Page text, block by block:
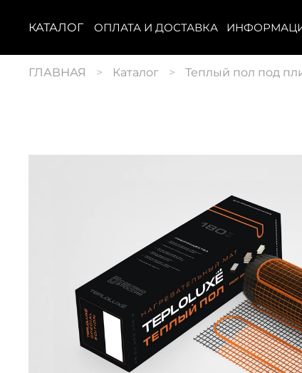
КАТАЛОГ ОПЛАТА И ДОСТАВКА
ГЛАВНАЯ Каталог Теплый пол под